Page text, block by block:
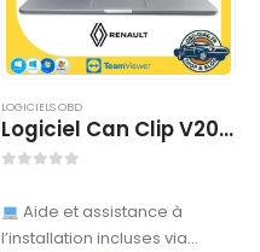
LOGICIELS OBD
Logiciel Can Clip V209 (VM) – TÉLÉCHARGEMENT
Aide et assistance à
l’installation incluses via